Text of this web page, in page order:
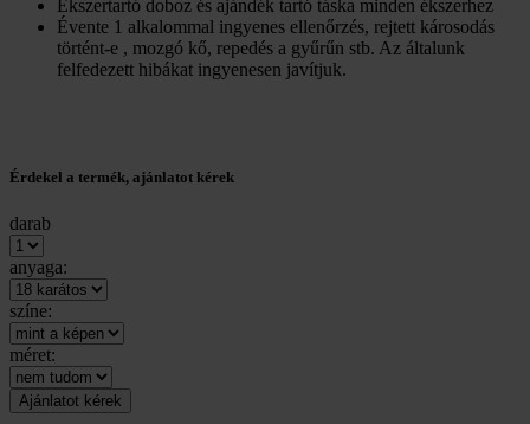
Ékszertartó doboz és ajándék tartó táska minden ékszerhez
Évente 1 alkalommal ingyenes ellenőrzés, rejtett károsodás
történt-e , mozgó kő, repedés a gyűrűn stb. Az általunk
felfedezett hibákat ingyenesen javítjuk.
Érdekel a termék, ajánlatot kérek
darab
anyaga:
színe:
méret: